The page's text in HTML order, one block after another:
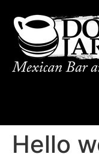
Hello